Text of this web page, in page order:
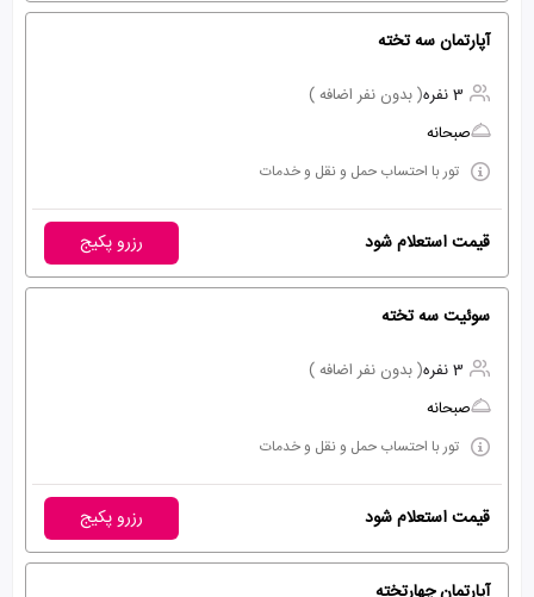
آپارتمان سه تخته
3 نفره
( بدون نفر اضافه )
صبحانه
تور با احتساب حمل و نقل و خدمات
قیمت استعلام شود رزرو پکیج
سوئیت سه تخته
3 نفره
( بدون نفر اضافه )
صبحانه
تور با احتساب حمل و نقل و خدمات
قیمت استعلام شود رزرو پکیج